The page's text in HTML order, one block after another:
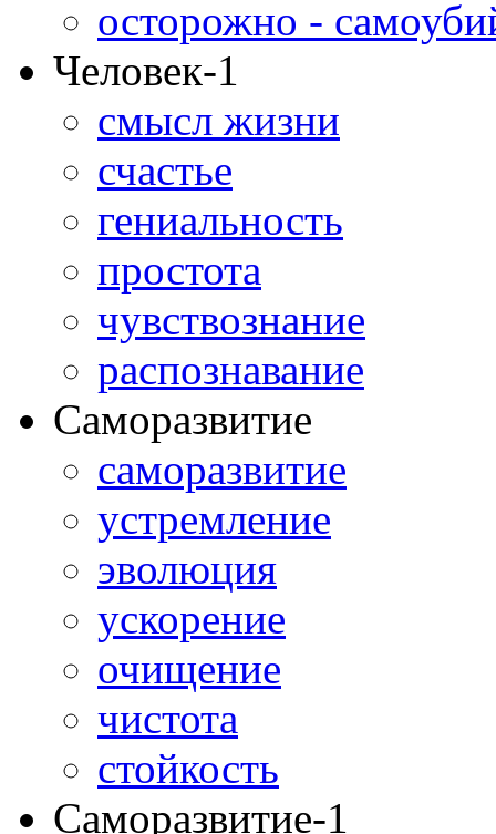
осторожно -
Человек-1
смысл жизни
счастье
гениальность
простота
чувствознание
распознавание
Саморазвитие
саморазвитие
устремление
эволюция
ускорение
очищение
чистота
стойкость
Саморазвитие-1